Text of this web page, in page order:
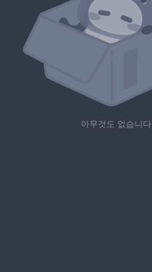
아무것도 없습니다